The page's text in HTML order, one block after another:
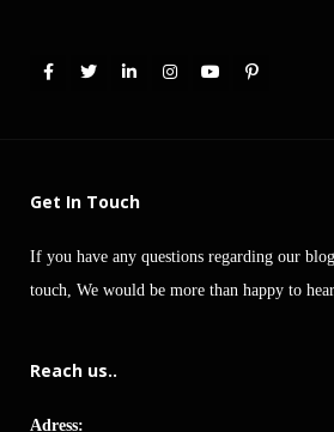
Get In Touch
If you have any questions regarding our
touch, We would be more than happy to
Reach us..
Adress: